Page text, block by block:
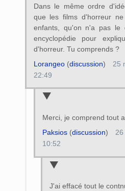
Dans le même ordre
que les films d'horreur
enfants, qu'on n'a pas le
encyclopédie pour
d'horreur. Tu comprends ?
Lorangeo(discussion)
25
22:49
Merci, je comprend tout a
Paksios(discussion)
10:52
J'ai effacé tout le